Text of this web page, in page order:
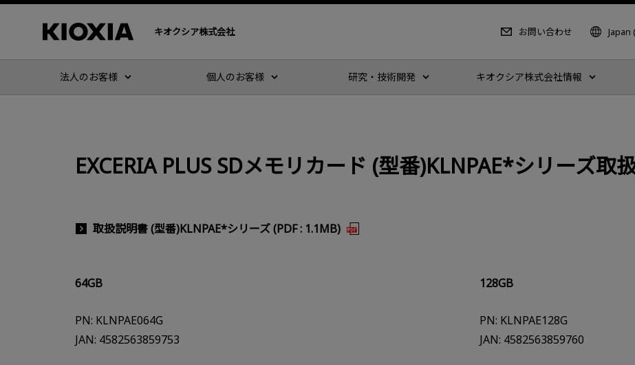
キオクシア株式会社 お問い合わせ Japan
法人のお客様 個人のお客様 研究・技術開発 キオクシア株式会社情報
EXCERIA PLUS SDメモリカード (型番)KLNPAE*シリーズ取
取扱説明書 (型番)KLNPAE*シリーズ (PDF : 1.1MB)
64GB
PN: KLNPAE064G
JAN: 4582563859753
128GB
PN: KLNPAE128G
JAN: 4582563859760